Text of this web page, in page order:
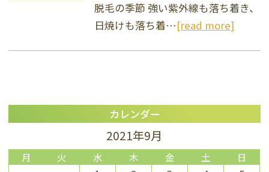
脱毛の季節 強い紫外線も落ち着き、
日焼けも落ち着…[read more]
カレンダー
2021年9月
月 火 水 木 金 土 日